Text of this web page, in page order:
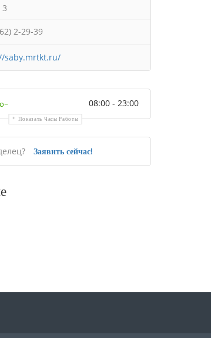
3
2-29-39
saby.mrtkt.ru/
08:00 - 23:00
Показать Часы Работы
Заявить сейчас!